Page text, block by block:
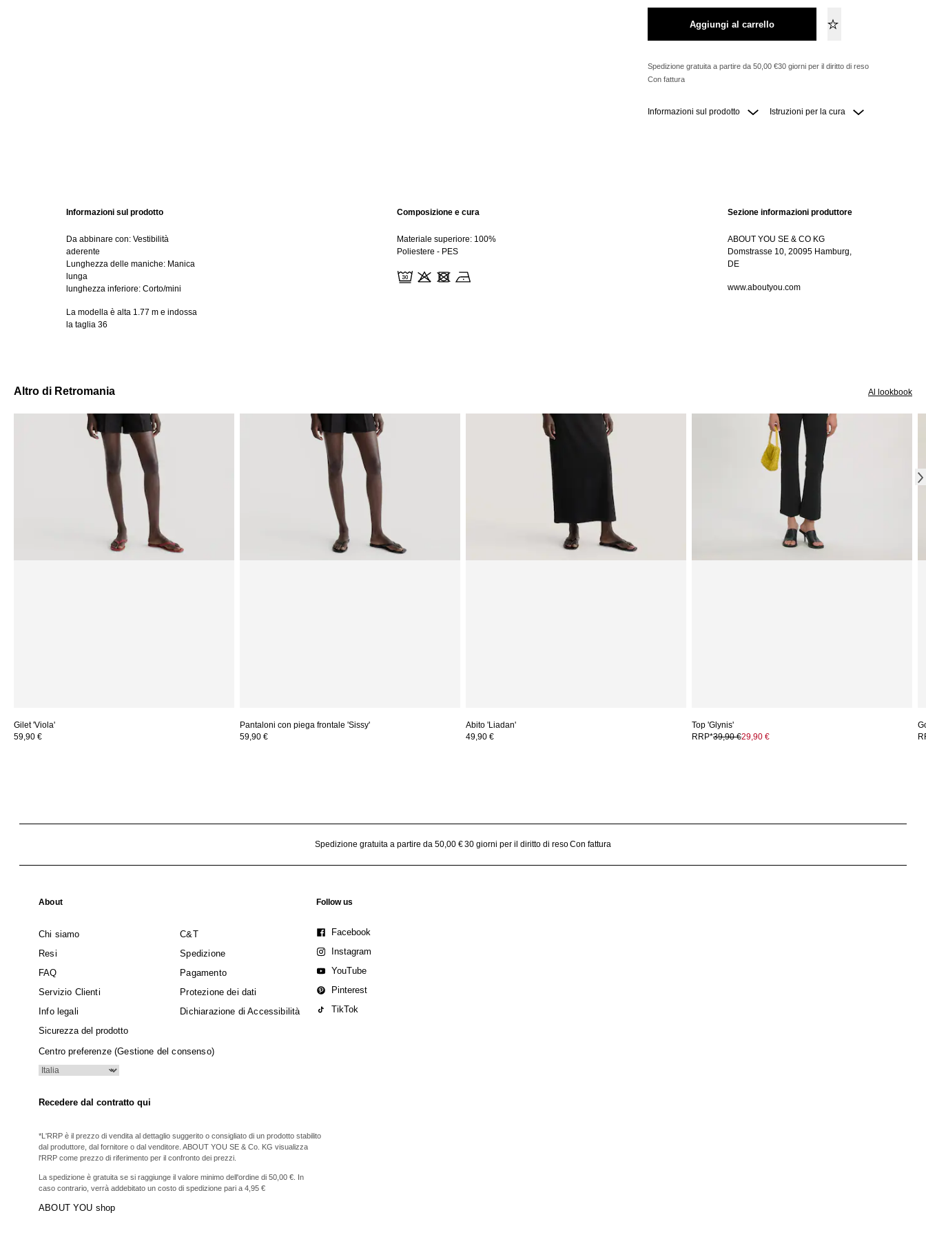
Aggiungi al carrello
Spedizione gratuita a partire da 50,00 €30 giorni per il diritto di reso
Con fattura
Informazioni sul prodotto Istruzioni per la cura
Informazioni sul prodotto
Da abbinare con: Vestibilità
aderente
Lunghezza delle maniche: Manica
lunga
lunghezza inferiore: Corto/mini
La modella è alta 1.77 m e indossa
la taglia 36
Composizione e cura
Materiale superiore: 100%
Poliestere - PES
Sezione informazioni produttore
ABOUT YOU SE & CO KG
Domstrasse 10, 20095 Hamburg,
DE
www.aboutyou.com
Altro di Retromania Al lookbook
Gilet 'Viola'
59,90 €
Pantaloni con piega frontale 'Sissy'
59,90 €
Abito 'Liadan'
49,90 €
Top 'Glynis'
RRP*39,90 €29,90 €
Spedizione gratuita a partire da 50,00 €30 giorni per il diritto di resoCon fattura
About
Chi siamo
C&T
Resi
Spedizione
FAQ
Pagamento
Servizio Clienti
Protezione dei dati
Info legali
Dichiarazione di Accessibilità
Sicurezza del prodotto
Centro preferenze (Gestione del consenso)
Recedere dal contratto qui
*L'RRP è il prezzo di vendita al dettaglio suggerito o consigliato di un prodotto stabilito
dal produttore, dal fornitore o dal venditore. ABOUT YOU SE & Co. KG visualizza
l'RRP come prezzo di riferimento per il confronto dei prezzi.
La spedizione è gratuita se si raggiunge il valore minimo dell'ordine di 50,00 €. In
caso contrario, verrà addebitato un costo di spedizione pari a 4,95 €
ABOUT YOU shop
Follow us
Facebook
Instagram
YouTube
Pinterest
TikTok